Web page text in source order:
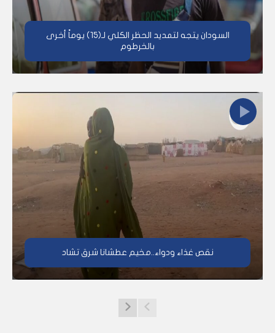
السودان يتجه لتمديد الحظر الكلي لـ(15) يوماً أخرى
بالخرطوم
نقص غذاء ودواء..مخيم عطشانا شرق تشاد